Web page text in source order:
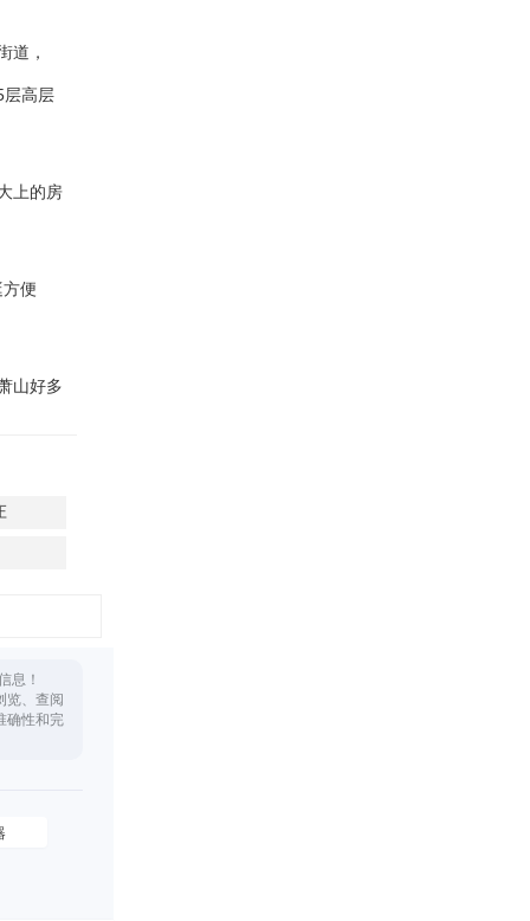
道，
层高层
上的房
便
山好多
息！
览、查阅
确性和完